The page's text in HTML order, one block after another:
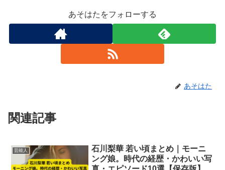
あそはたをフォローする
あそはた
関連記事
芸能人
石川梨華 若い頃まとめ｜モーニ
ング娘。時代の経歴・かわいい写